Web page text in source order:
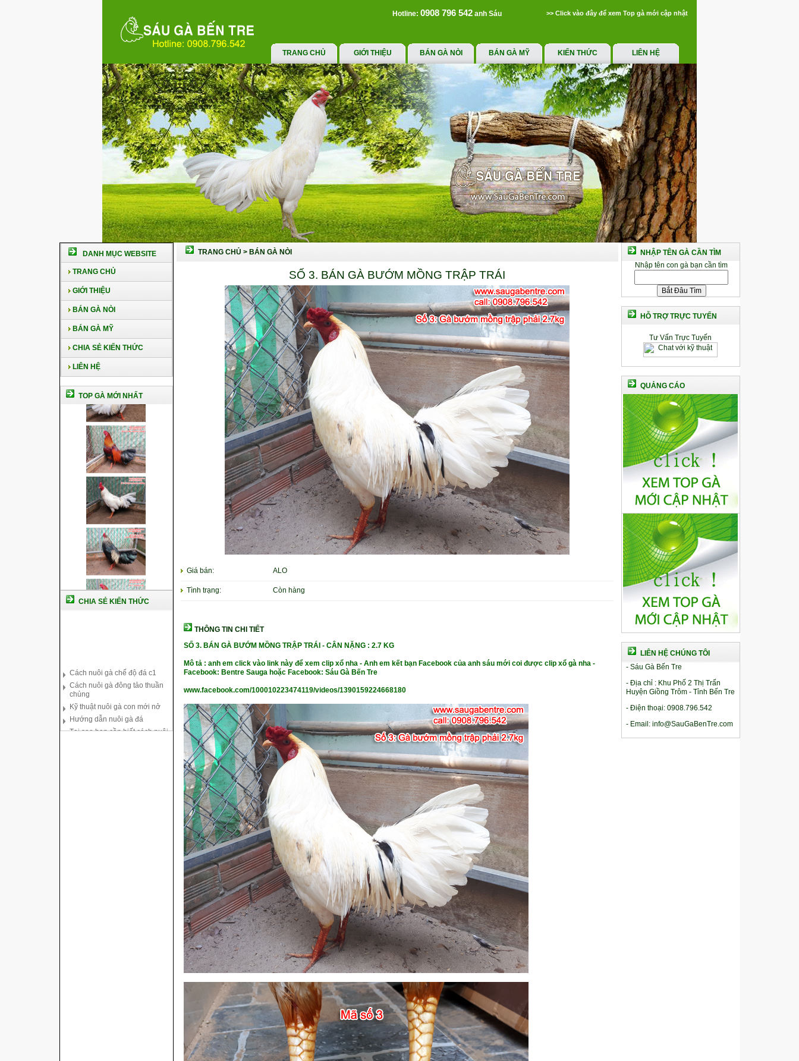
Hotline: 0908 796 542 anh Sáu >> Click vào đây để xem Top gà mới cập nhật
TRANG CHỦ GIỚI THIỆU BÁN GÀ NÒI BÁN GÀ MỸ KIẾN THỨC LIÊN HỆ
DANH MỤC WEBSITE
TRANG CHỦ
GIỚI THIỆU
BÁN GÀ NÒI
BÁN GÀ MỸ
CHIA SẺ KIẾN THỨC
LIÊN HỆ
TOP GÀ MỚI NHẤT
CHIA SẺ KIẾN THỨC
Kỹ thuật nuôi gà con mới nở
Hướng dẫn nuôi gà đá
Tại sao bạn cần biết cách nuôi
gà chọi ?
Cách điều trị bệnh sổ mũi cho
gà
TRANG CHỦ > BÁN GÀ NÒI
SỐ 3. BÁN GÀ BƯỚM MỒNG TRẬP TRÁI
Giá bán: ALO
Tình trạng: Còn hàng
THÔNG TIN CHI TIẾT
SỐ 3. BÁN GÀ BƯỚM MỒNG TRẬP TRÁI - CÂN NẶNG : 2.7 KG
Mô tả : anh em click vào link này để xem clip xổ nha - Anh em kết bạn Facebook của anh sáu mới coi được clip xổ gà nha -
Facebook: Bentre Sauga hoặc Facebook: Sáu Gà Bến Tre
www.facebook.com/100010223474119/videos/1390159224668180
NHẬP TÊN GÀ CẦN TÌM
Nhập tên con gà bạn cần tìm
HỖ TRỢ TRỰC TUYẾN
Tư Vấn Trực Tuyến
QUẢNG CÁO
LIÊN HỆ CHÚNG TÔI
- Sáu Gà Bến Tre
- Địa chỉ : Khu Phố 2 Thị Trấn
Huyện Giồng Trôm - Tỉnh Bến Tre
- Điện thoại: 0908.796.542
- Email: info@SauGaBenTre.com